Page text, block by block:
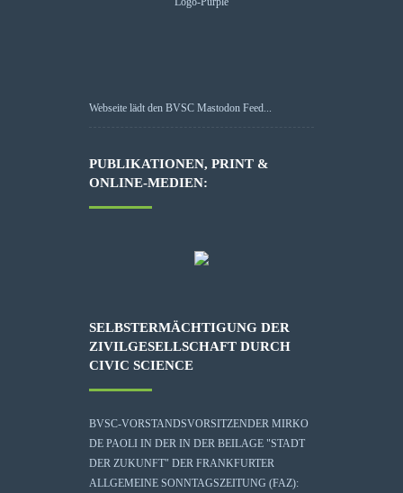
Webseite lädt den BVSC Mastodon Feed...
PUBLIKATIONEN, PRINT &
ONLINE-MEDIEN:
SELBSTERMÄCHTIGUNG DER
ZIVILGESELLSCHAFT DURCH
CIVIC SCIENCE
BVSC-VORSTANDSVORSITZENDER MIRKO
DE PAOLI IN DER IN DER BEILAGE "STADT
DER ZUKUNFT" DER FRANKFURTER
ALLGEMEINE SONNTAGSZEITUNG (FAZ):